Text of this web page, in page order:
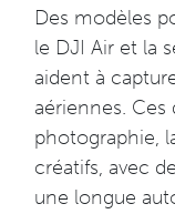
Des modèles
le DJI Air et la
aident à
aériennes.
photographie,
créatifs, avec
une longue